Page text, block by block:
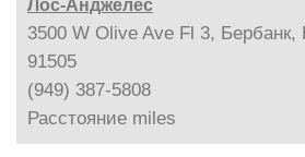
Лос-Анджелес
3500 W Olive Ave Fl 3,
91505
(949) 387-5808
Расстояние miles